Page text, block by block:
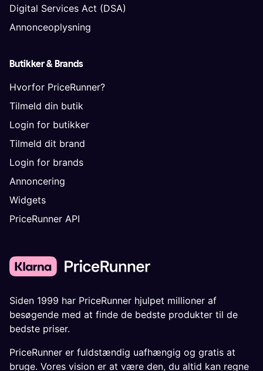
Digital Services Act (DSA)
Annonceoplysning
Butikker & Brands
Hvorfor PriceRunner?
Tilmeld din butik
Login for butikker
Tilmeld dit brand
Login for brands
Annoncering
Widgets
PriceRunner API
Siden 1999 har PriceRunner hjulpet millioner af
besøgende med at finde de bedste produkter til de
bedste priser.
PriceRunner er fuldstændig uafhængig og gratis at
bruge. Vores vision er at være den, du altid kan regne